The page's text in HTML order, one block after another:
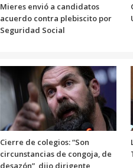
Mieres envió a candidatos
acuerdo contra plebiscito por
Seguridad Social
Cierre de colegios: “Son
circunstancias de congoja, de
desazón”, dijo dirigente